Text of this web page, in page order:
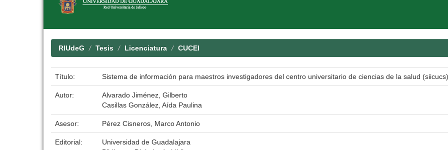
RIUdeG Tesis Licenciatura CUCEI
Título: Sistema de información para maestros investigadores del centro universitario de ciencias de la salud (siicucs)
Autor:
Alvarado Jiménez, Gilberto
Casillas González, Aída Paulina
Asesor: Pérez Cisneros, Marco Antonio
Editorial:
Universidad de Guadalajara